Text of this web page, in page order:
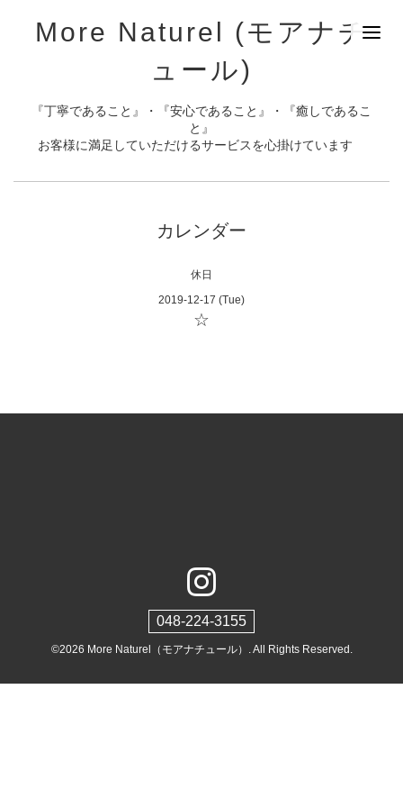
More Naturel (モアナチ
ュール)
『丁寧であること』・『安心であること』・『癒しであるこ
と』
お客様に満足していただけるサービスを心掛けています
カレンダー
休日
2019-12-17 (Tue)
☆
048-224-3155
©2026 More Naturel（モアナチュール） . All Rights Reserved.